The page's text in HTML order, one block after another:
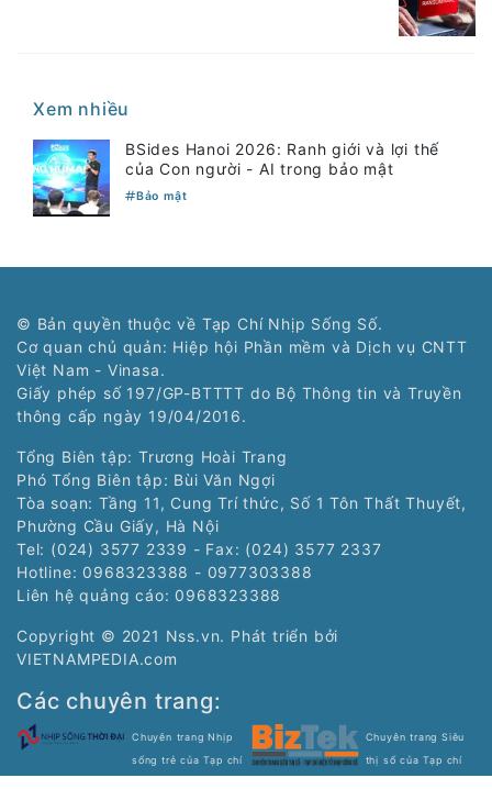
Xem nhiều
BSides Hanoi 2026: Ranh giới và lợi thế
của Con người - AI trong bảo mật
Bảo mật
© Bản quyền thuộc về Tạp Chí Nhịp Sống Số.
Cơ quan chủ quản: Hiệp hội Phần mềm và Dịch vụ CNTT
Việt Nam - Vinasa.
Giấy phép số 197/GP-BTTTT do Bộ Thông tin và Truyền
thông cấp ngày 19/04/2016.
Tổng Biên tập: Trương Hoài Trang
Phó Tổng Biên tập: Bùi Văn Ngợi
Tòa soạn: Tầng 11, Cung Trí thức, Số 1 Tôn Thất Thuyết,
Phường Cầu Giấy, Hà Nội
Tel: (024) 3577 2339 - Fax: (024) 3577 2337
Hotline: 0968323388 - 0977303388
Liên hệ quảng cáo: 0968323388
Copyright © 2021 Nss.vn. Phát triển bởi
VIETNAMPEDIA.com
Các chuyên trang:
Chuyên trang Nhịp
sống trẻ của Tạp chí
Chuyên trang Siêu
thị số của Tạp chí